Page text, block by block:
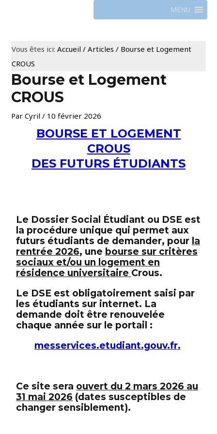
MENU
Vous êtes ici:Accueil /Articles / Bourse et Logement
CROUS
Bourse et Logement
CROUS
ParCyril/ 10 février 2026
BOURSE ET LOGEMENT
CROUS
DES FUTURS ÉTUDIANTS
Le Dossier Social Étudiant ou DSE est
la procédure unique qui permet aux
futurs étudiants de demander, pour la
rentrée 2026, une bourse sur critères
sociaux et/ou un logement en
résidence universitaire Crous.
Le DSE est obligatoirement saisi par
les étudiants sur internet. La
demande doit être renouvelée
chaque année sur le portail :
messervices.etudiant.gouv.fr.
Ce site sera ouvert du2 mars 2026 au
31 mai 2026 (dates susceptibles de
changer sensiblement).